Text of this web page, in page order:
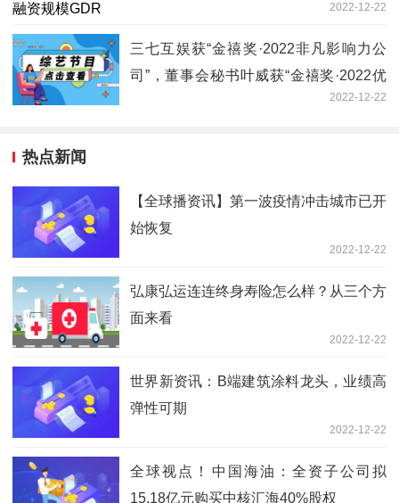
2022-12-22
三七互娱获“金禧奖·2022非凡影响力公
司”，董事会秘书叶威获“金禧奖·2022优
2022-12-22
热点新闻
【全球播资讯】第一波疫情冲击城市已开
始恢复
2022-12-22
弘康弘运连连终身寿险怎么样？从三个方
面来看
2022-12-22
世界新资讯：B端建筑涂料龙头，业绩高
弹性可期
2022-12-22
全球视点！​中国海油：全资子公司拟
15.18亿元购买中核汇海40%股权